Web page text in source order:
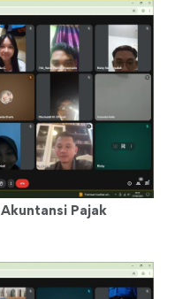
Pajak